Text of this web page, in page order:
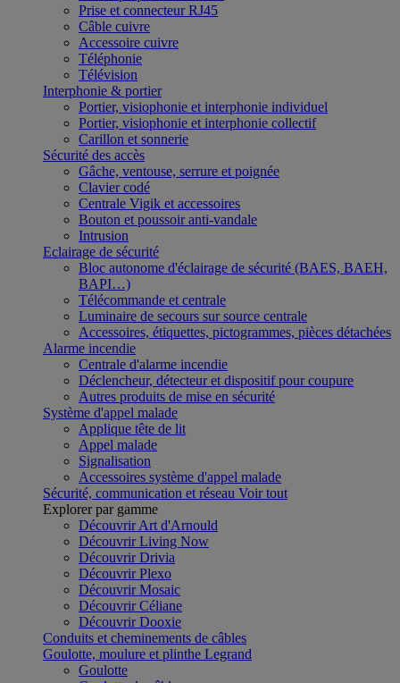
Prise et connecteur RJ45
Câble cuivre
Accessoire cuivre
Téléphonie
Télévision
Interphonie & portier
Portier, visiophonie et interphonie individuel
Portier, visiophonie et interphonie collectif
Carillon et sonnerie
Sécurité des accès
Gâche, ventouse, serrure et poignée
Clavier codé
Centrale Vigik et accessoires
Bouton et poussoir anti-vandale
Intrusion
Eclairage de sécurité
Bloc autonome d'éclairage de sécurité (BAES, BAEH,
BAPI…)
Télécommande et centrale
Luminaire de secours sur source centrale
Accessoires, étiquettes, pictogrammes, pièces détachées
Alarme incendie
Centrale d'alarme incendie
Déclencheur, détecteur et dispositif pour coupure
Autres produits de mise en sécurité
Système d'appel malade
Applique tête de lit
Appel malade
Signalisation
Accessoires système d'appel malade
Sécurité, communication et réseau Voir tout
Explorer par gamme
Découvrir Art d'Arnould
Découvrir Living Now
Découvrir Drivia
Découvrir Plexo
Découvrir Mosaic
Découvrir Céliane
Découvrir Dooxie
Conduits et cheminements de câbles
Goulotte, moulure et plinthe Legrand
Goulotte